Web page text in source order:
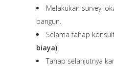
Melakukan survey
bangun.
Selama tahap
biaya).
Tahap selanjutnya